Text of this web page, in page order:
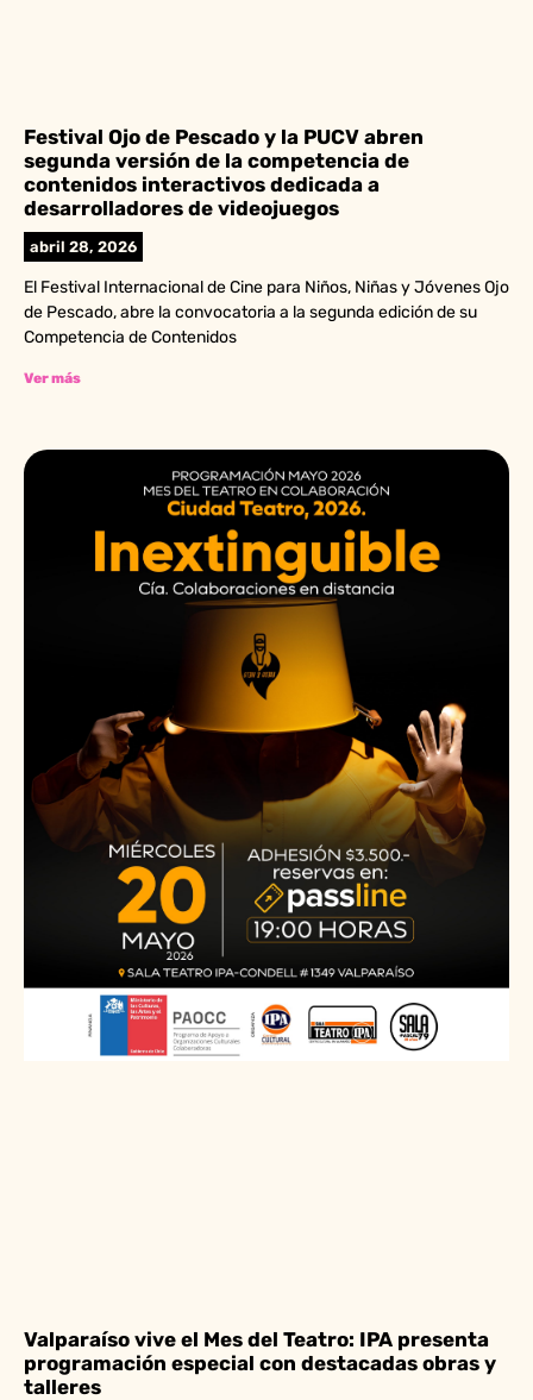
Festival Ojo de Pescado y la PUCV abren
segunda versión de la competencia de
contenidos interactivos dedicada a
desarrolladores de videojuegos
abril 28, 2026
El Festival Internacional de Cine para Niños, Niñas y Jóvenes Ojo
de Pescado, abre la convocatoria a la segunda edición de su
Competencia de Contenidos
Ver más
Valparaíso vive el Mes del Teatro: IPA presenta
programación especial con destacadas obras y
talleres